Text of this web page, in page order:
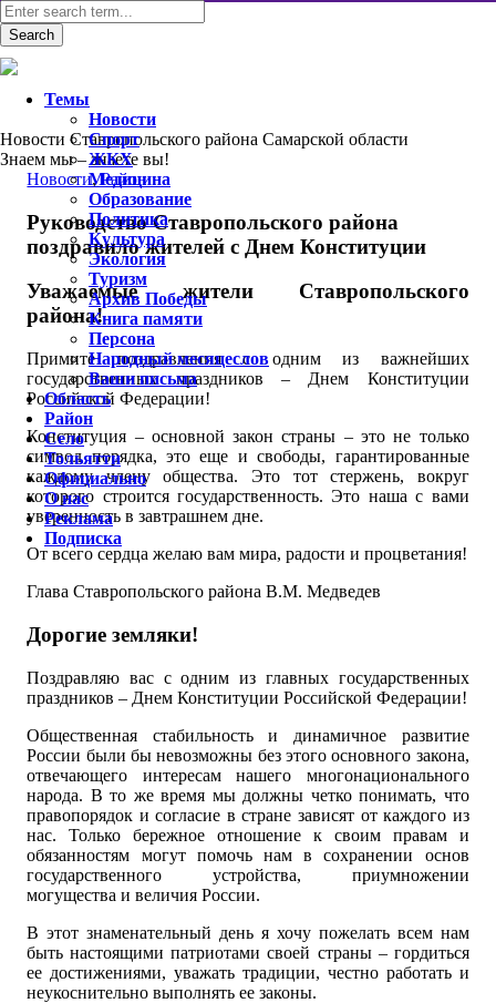
Новости Ставропольского района Самарской области
Знаем мы – знаете вы!
Новости,Район
Руководство Ставропольского района
поздравило жителей с Днем Конституции
Уважаемые жители Ставропольского
района!
Примите поздравления с одним из важнейших
государственных праздников – Днем Конституции
Российской Федерации!
Конституция – основной закон страны – это не только
символ порядка, это еще и свободы, гарантированные
каждому члену общества. Это тот стержень, вокруг
которого строится государственность. Это наша с вами
уверенность в завтрашнем дне.
От всего сердца желаю вам мира, радости и процветания!
Глава Ставропольского района В.М. Медведев
Дорогие земляки!
Поздравляю вас с одним из главных государственных
праздников – Днем Конституции Российской Федерации!
Общественная стабильность и динамичное развитие
России были бы невозможны без этого основного закона,
отвечающего интересам нашего многонационального
народа. В то же время мы должны четко понимать, что
правопорядок и согласие в стране зависят от каждого из
нас. Только бережное отношение к своим правам и
обязанностям могут помочь нам в сохранении основ
государственного устройства, приумножении
могущества и величия России.
В этот знаменательный день я хочу пожелать всем нам
быть настоящими патриотами своей страны – гордиться
ее достижениями, уважать традиции, честно работать и
неукоснительно выполнять ее законы.
Темы
Новости
Спорт
ЖКХ
Медицина
Образование
Политика
Культура
Экология
Туризм
Архив Победы
Книга памяти
Персона
Народный месяцеслов
Ваши письма
Область
Район
Село
Тольятти
Официально
О нас
Реклама
Подписка